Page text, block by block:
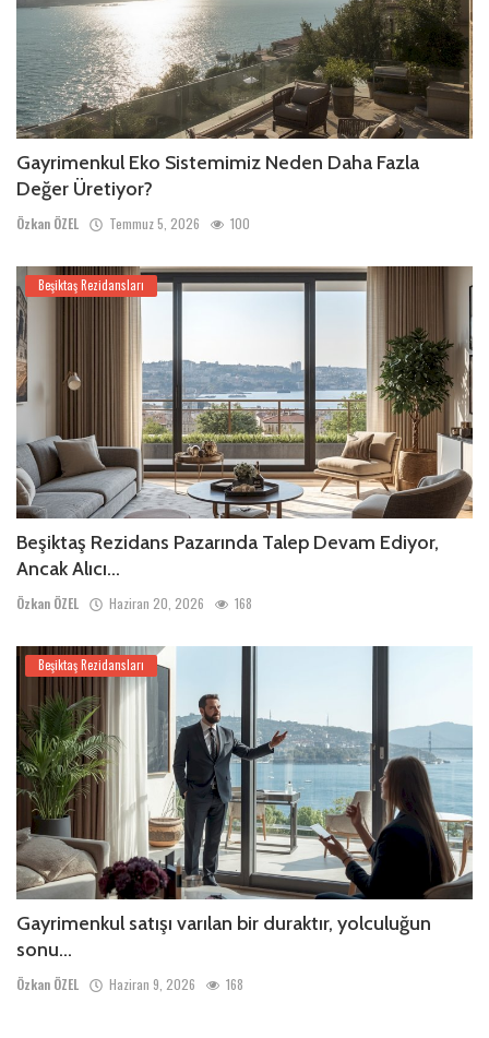
Gayrimenkul Eko Sistemimiz Neden Daha Fazla
Değer Üretiyor?
Özkan ÖZEL Temmuz 5, 2026 100
Beşiktaş Rezidansları
Beşiktaş Rezidans Pazarında Talep Devam Ediyor,
Ancak Alıcı...
Özkan ÖZEL Haziran 20, 2026 168
Beşiktaş Rezidansları
Gayrimenkul satışı varılan bir duraktır, yolculuğun
sonu...
Özkan ÖZEL Haziran 9, 2026 168